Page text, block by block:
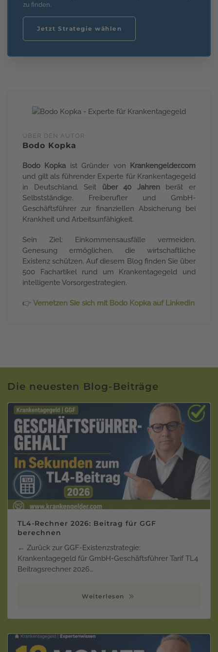
zu finden.
Jetzt Strategie wählen
ÜBER DEN AUTOR
Bodo Kopka
Bodo Kopka ist Gründer von
Krankengelder.com
und gilt als führender Experte für Krankentagegeld
in Deutschland. Seit über 40 Jahrenberät er
Selbstständige, Freiberufler und GmbH-
Geschäftsführer zur finanziellen Absicherung bei
Krankheit und Arbeitsunfähigkeit.
Sein Ziel: Einkommensausfälle vermeiden,
Genesung ermöglichen, die wirtschaftliche
Existenz schützen. Auf diesem Blog finden Sie über
500 Fachartikel rund um Krankentagegeld und
intelligente Vorsorgestrategien.
👉 Vernetzen Sie sich mit Bodo Kopka auf LinkedIn
Die neuesten Blog-Beiträge
TL4-Rechner 2026: Beitrag für GGF
berechnen
← Zurück zur GGF-Existenzstrategie:
Krankentagegeld für GmbH-Geschäftsführer Tarif TL4
Beitragsrechner 2026…
Weiterlesen